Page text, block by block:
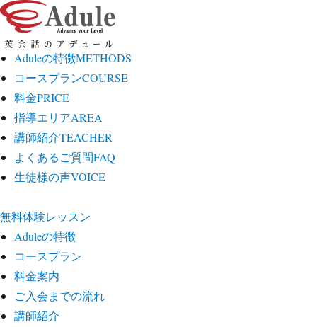
Aduleの特徴METHODS
コースプランCOURSE
料金PRICE
指導エリアAREA
講師紹介TEACHER
よくあるご質問FAQ
生徒様の声VOICE
無料体験レッスン
Aduleの特徴
コースプラン
料金案内
ご入会までの流れ
講師紹介